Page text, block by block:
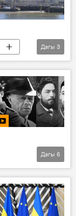
Дагы 3
Дагы 6